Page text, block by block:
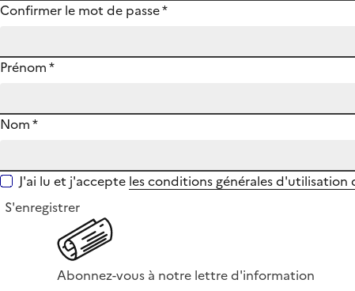
Confirmer le mot de passe*
Prénom*
Nom*
J'ai lu et j'accepte les conditions générales d'utilisation
S'enregistrer
Abonnez-vous à notre lettre d'information